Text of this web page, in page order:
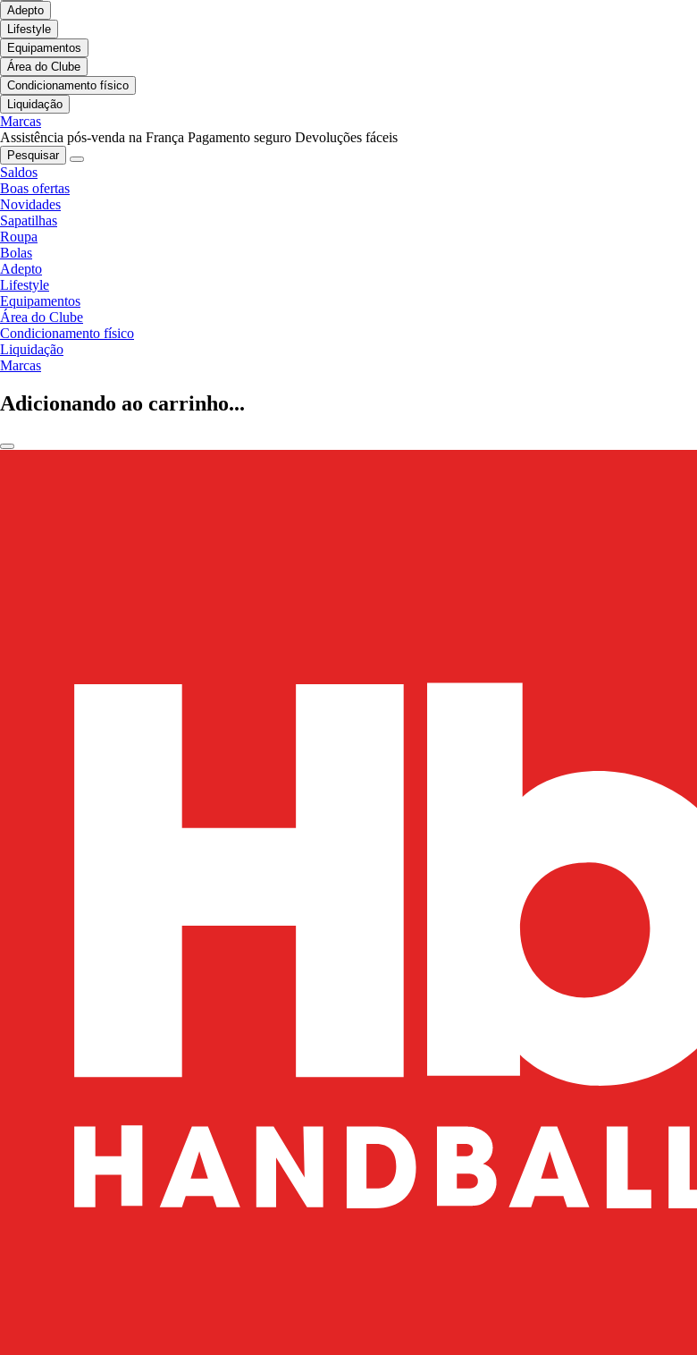
Adepto
Lifestyle
Equipamentos
Área do Clube
Condicionamento físico
Liquidação
Marcas
Assistência pós-venda na França Pagamento seguro Devoluções fáceis
Pesquisar
Saldos
Boas ofertas
Novidades
Sapatilhas
Roupa
Bolas
Adepto
Lifestyle
Equipamentos
Área do Clube
Condicionamento físico
Liquidação
Marcas
Adicionando ao carrinho...